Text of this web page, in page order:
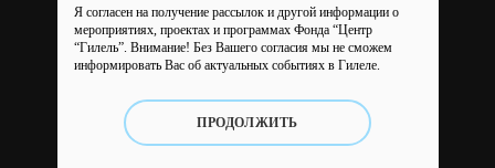
Я согласен на получение рассылок и другой информации о
мероприятиях, проектах и программах Фонда “Центр
“Гилель”. Внимание! Без Вашего согласия мы не сможем
информировать Вас об актуальных событиях в Гилеле.
ПРОДОЛЖИТЬ